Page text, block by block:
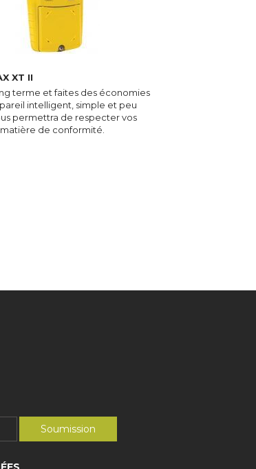
XT II
terme et faites des économies
intelligent, simple et peu
permettra de respecter vos
de conformité.
Soumission